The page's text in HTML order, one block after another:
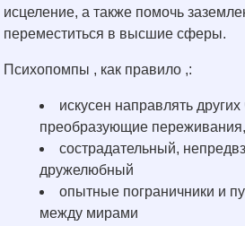
исцеление, а также помочь
переместиться в высшие сферы.
Психопомпы , как правило ,:
искусен направлять других
преобразующие переживания,
сострадательный,
дружелюбный
опытные пограничники и
между мирами